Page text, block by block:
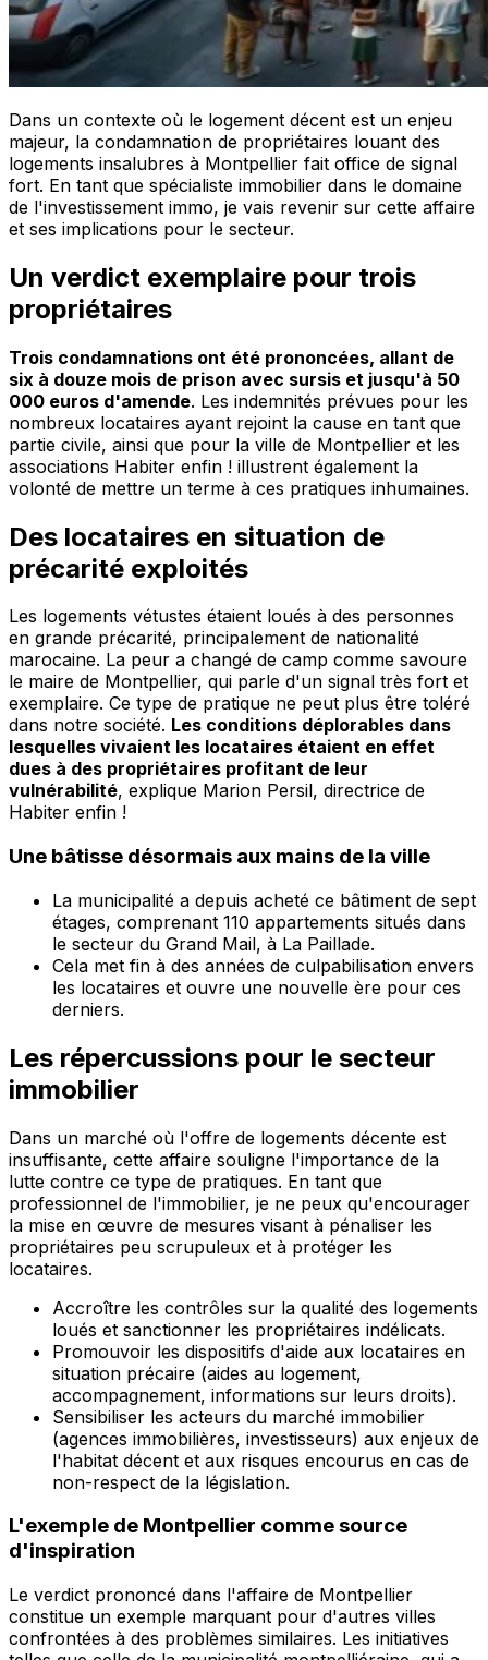
Dans un contexte où le logement décent est un enjeu
majeur, la condamnation de propriétaires louant des
logements insalubres à Montpellier fait office de signal
fort. En tant que spécialiste immobilier dans le domaine
de l'investissement immo, je vais revenir sur cette affaire
et ses implications pour le secteur.
Un verdict exemplaire pour trois
propriétaires
Trois condamnations ont été prononcées, allant de
six à douze mois de prison avec sursis et jusqu'à 50
000 euros d'amende. Les indemnités prévues pour les
nombreux locataires ayant rejoint la cause en tant que
partie civile, ainsi que pour la ville de Montpellier et les
associations Habiter enfin ! illustrent également la
volonté de mettre un terme à ces pratiques inhumaines.
Des locataires en situation de
précarité exploités
Les logements vétustes étaient loués à des personnes
en grande précarité, principalement de nationalité
marocaine. La peur a changé de camp comme savoure
le maire de Montpellier, qui parle d'un signal très fort et
exemplaire. Ce type de pratique ne peut plus être toléré
dans notre société. Les conditions déplorables dans
lesquelles vivaient les locataires étaient en effet
dues à des propriétaires profitant de leur
vulnérabilité, explique Marion Persil, directrice de
Habiter enfin !
Une bâtisse désormais aux mains de la ville
La municipalité a depuis acheté ce bâtiment de sept
étages, comprenant 110 appartements situés dans
le secteur du Grand Mail, à La Paillade.
Cela met fin à des années de culpabilisation envers
les locataires et ouvre une nouvelle ère pour ces
derniers.
Les répercussions pour le secteur
immobilier
Dans un marché où l'offre de logements décente est
insuffisante, cette affaire souligne l'importance de la
lutte contre ce type de pratiques. En tant que
professionnel de l'immobilier, je ne peux qu'encourager
la mise en œuvre de mesures visant à pénaliser les
propriétaires peu scrupuleux et à protéger les
locataires.
Accroître les contrôles sur la qualité des logements
loués et sanctionner les propriétaires indélicats.
Promouvoir les dispositifs d'aide aux locataires en
situation précaire (aides au logement,
accompagnement, informations sur leurs droits).
Sensibiliser les acteurs du marché immobilier
(agences immobilières, investisseurs) aux enjeux de
l'habitat décent et aux risques encourus en cas de
non-respect de la législation.
L'exemple de Montpellier comme source
d'inspiration
Le verdict prononcé dans l'affaire de Montpellier
constitue un exemple marquant pour d'autres villes
confrontées à des problèmes similaires. Les initiatives